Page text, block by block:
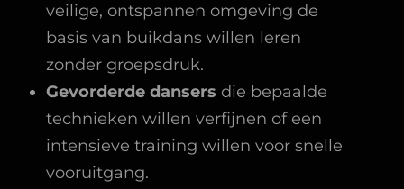
veilige, ontspannen omgeving de
basis van buikdans willen leren
zonder groepsdruk.
Gevorderde dansers die bepaalde
technieken willen verfijnen of een
intensieve training willen voor snelle
vooruitgang.